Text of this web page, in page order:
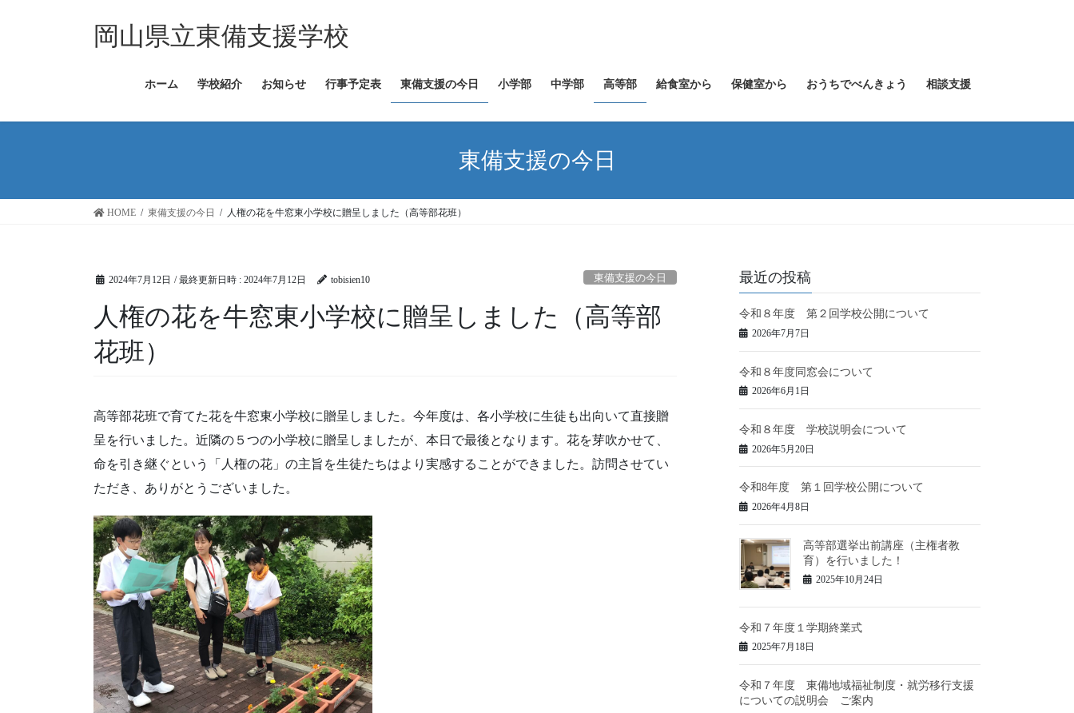
ス
ン
岡山県立東備支援学校
ホーム 学校紹介 お知らせ 行事予定表 東備支援の今日 小学部 中学部 高等部 給食室から 保健室から おうちでべんきょう 相談支援
東備支援の今日
HOME 東備支援の今日 人権の花を牛窓東小学校に贈呈しました（高等部花班）
2024年7月12日 / 最終更新日時 : 2024年7月12日 tobisien10 東備支援の今日
人権の花を牛窓東小学校に贈呈しました（高等部
花班）
高等部花班で育てた花を牛窓東小学校に贈呈しました。今年度は、各小学校に生徒も出向いて直接贈
呈を行いました。近隣の５つの小学校に贈呈しましたが、本日で最後となります。花を芽吹かせて、
命を引き継ぐという「人権の花」の主旨を生徒たちはより実感することができました。訪問させてい
ただき、ありがとうございました。
最近の投稿
令和８年度 第２回学校公開について
2026年7月7日
令和８年度同窓会について
2026年6月1日
令和８年度 学校説明会について
2026年5月20日
令和8年度 第１回学校公開について
2026年4月8日
高等部選挙出前講座（主権者教
育）を行いました！
2025年10月24日
令和７年度１学期終業式
2025年7月18日
令和７年度 東備地域福祉制度・就労移行支援
についての説明会 ご案内